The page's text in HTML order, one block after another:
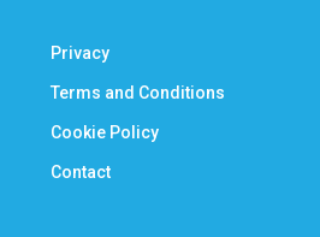
Privacy
Terms and Conditions
Cookie Policy
Contact